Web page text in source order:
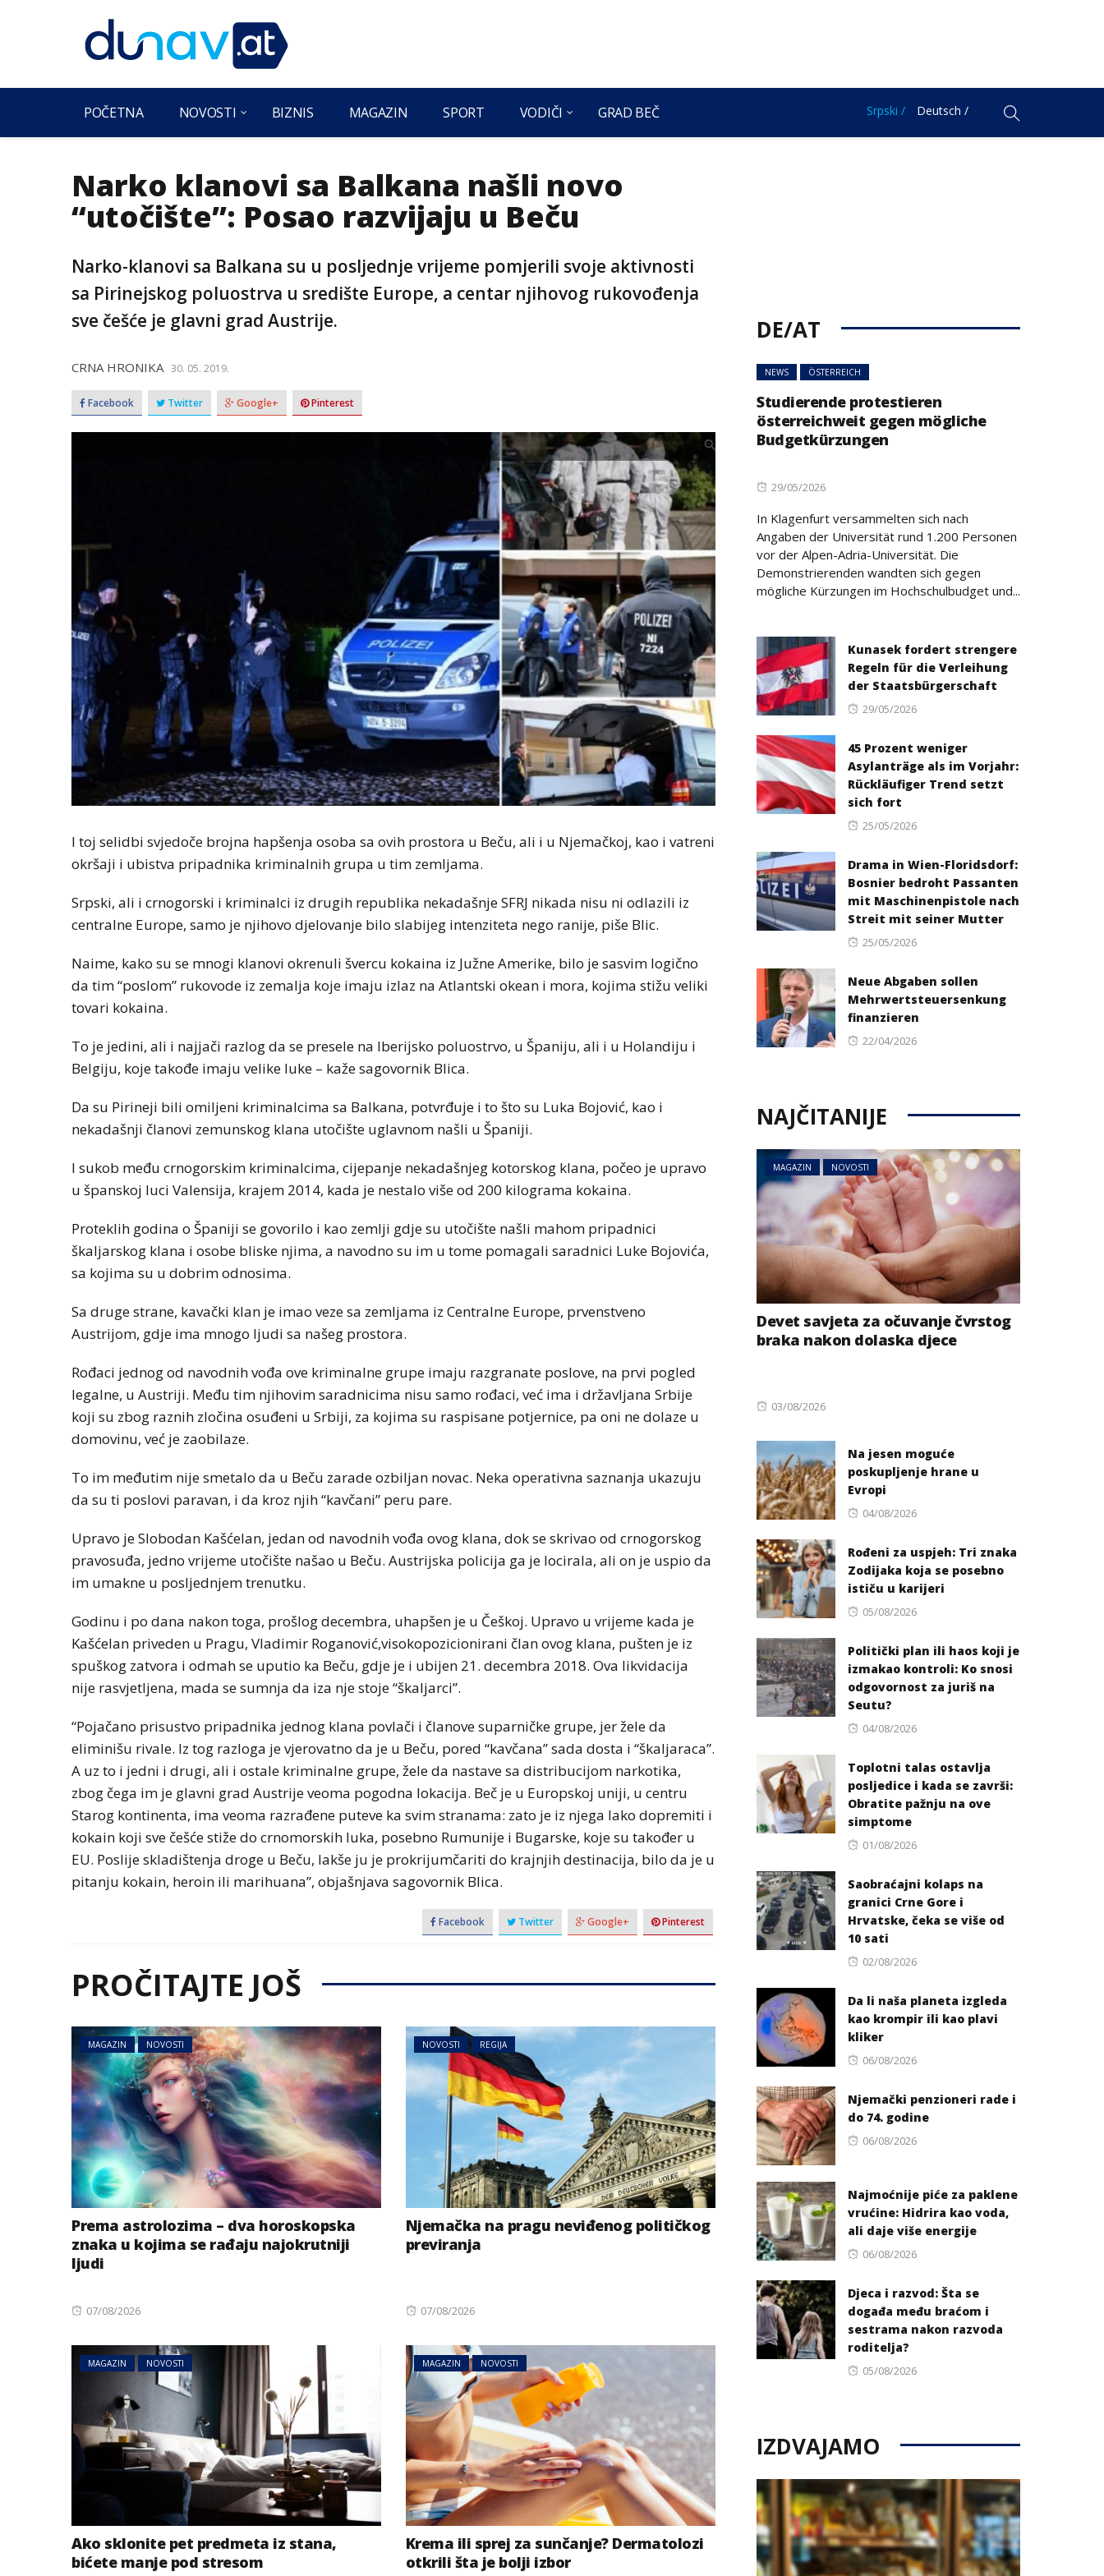
POČETNA NOVOSTI BIZNIS MAGAZIN SPORT VODIČI GRAD BEČ Srpski / Deutsch /
Narko klanovi sa Balkana našli novo
“utočište”: Posao razvijaju u Beču
Narko-klanovi sa Balkana su u posljednje vrijeme pomjerili svoje aktivnosti
sa Pirinejskog poluostrva u središte Europe, a centar njihovog rukovođenja
sve češće je glavni grad Austrije.
CRNA HRONIKA 30. 05. 2019.
Facebook Twitter Google+ Pinterest
I toj selidbi svjedoče brojna hapšenja osoba sa ovih prostora u Beču, ali i u Njemačkoj, kao i vatreni
okršaji i ubistva pripadnika kriminalnih grupa u tim zemljama.
Srpski, ali i crnogorski i kriminalci iz drugih republika nekadašnje SFRJ nikada nisu ni odlazili iz
centralne Europe, samo je njihovo djelovanje bilo slabijeg intenziteta nego ranije, piše Blic.
Naime, kako su se mnogi klanovi okrenuli švercu kokaina iz Južne Amerike, bilo je sasvim logično
da tim “poslom” rukovode iz zemalja koje imaju izlaz na Atlantski okean i mora, kojima stižu veliki
tovari kokaina.
To je jedini, ali i najjači razlog da se presele na Iberijsko poluostrvo, u Španiju, ali i u Holandiju i
Belgiju, koje takođe imaju velike luke – kaže sagovornik Blica.
Da su Pirineji bili omiljeni kriminalcima sa Balkana, potvrđuje i to što su Luka Bojović, kao i
nekadašnji članovi zemunskog klana utočište uglavnom našli u Španiji.
I sukob među crnogorskim kriminalcima, cijepanje nekadašnjeg kotorskog klana, počeo je upravo
u španskoj luci Valensija, krajem 2014, kada je nestalo više od 200 kilograma kokaina.
Proteklih godina o Španiji se govorilo i kao zemlji gdje su utočište našli mahom pripadnici
škaljarskog klana i osobe bliske njima, a navodno su im u tome pomagali saradnici Luke Bojovića,
sa kojima su u dobrim odnosima.
Sa druge strane, kavački klan je imao veze sa zemljama iz Centralne Europe, prvenstveno
Austrijom, gdje ima mnogo ljudi sa našeg prostora.
Rođaci jednog od navodnih vođa ove kriminalne grupe imaju razgranate poslove, na prvi pogled
legalne, u Austriji. Među tim njihovim saradnicima nisu samo rođaci, već ima i državljana Srbije
koji su zbog raznih zločina osuđeni u Srbiji, za kojima su raspisane potjernice, pa oni ne dolaze u
domovinu, već je zaobilaze.
To im međutim nije smetalo da u Beču zarade ozbiljan novac. Neka operativna saznanja ukazuju
da su ti poslovi paravan, i da kroz njih “kavčani” peru pare.
Upravo je Slobodan Kašćelan, jedan od navodnih vođa ovog klana, dok se skrivao od crnogorskog
pravosuđa, jedno vrijeme utočište našao u Beču. Austrijska policija ga je locirala, ali on je uspio da
im umakne u posljednjem trenutku.
Godinu i po dana nakon toga, prošlog decembra, uhapšen je u Češkoj. Upravo u vrijeme kada je
Kašćelan priveden u Pragu, Vladimir Roganović,visokopozicionirani član ovog klana, pušten je iz
spuškog zatvora i odmah se uputio ka Beču, gdje je i ubijen 21. decembra 2018. Ova likvidacija
nije rasvjetljena, mada se sumnja da iza nje stoje “škaljarci”.
“Pojačano prisustvo pripadnika jednog klana povlači i članove suparničke grupe, jer žele da
eliminišu rivale. Iz tog razloga je vjerovatno da je u Beču, pored “kavčana” sada dosta i “škaljaraca”.
A uz to i jedni i drugi, ali i ostale kriminalne grupe, žele da nastave sa distribucijom narkotika,
zbog čega im je glavni grad Austrije veoma pogodna lokacija. Beč je u Europskoj uniji, u centru
Starog kontinenta, ima veoma razrađene puteve ka svim stranama: zato je iz njega lako dopremiti i
kokain koji sve češće stiže do crnomorskih luka, posebno Rumunije i Bugarske, koje su također u
EU. Poslije skladištenja droge u Beču, lakše ju je prokrijumčariti do krajnjih destinacija, bilo da je u
pitanju kokain, heroin ili marihuana”, objašnjava sagovornik Blica.
Facebook Twitter Google+ Pinterest
PROČITAJTE JOŠ
MAGAZIN NOVOSTI
Prema astrolozima – dva horoskopska
znaka u kojima se rađaju najokrutniji
ljudi
Posted
07/08/2026
NOVOSTI REGIJA
Njemačka na pragu neviđenog političkog
previranja
Posted
07/08/2026
MAGAZIN NOVOSTI
Ako sklonite pet predmeta iz stana,
bićete manje pod stresom
MAGAZIN NOVOSTI
Krema ili sprej za sunčanje? Dermatolozi
otkrili šta je bolji izbor
DE/AT
NEWS ÖSTERREICH
Studierende protestieren
österreichweit gegen mögliche
Budgetkürzungen
Posted
29/05/2026
In Klagenfurt versammelten sich nach
Angaben der Universität rund 1.200 Personen
vor der Alpen-Adria-Universität. Die
Demonstrierenden wandten sich gegen
mögliche Kürzungen im Hochschulbudget und...
Kunasek fordert strengere
Regeln für die Verleihung
der Staatsbürgerschaft
Posted
29/05/2026
45 Prozent weniger
Asylanträge als im Vorjahr:
Rückläufiger Trend setzt
sich fort
Posted
25/05/2026
Drama in Wien-Floridsdorf:
Bosnier bedroht Passanten
mit Maschinenpistole nach
Streit mit seiner Mutter
Posted
25/05/2026
Neue Abgaben sollen
Mehrwertsteuersenkung
finanzieren
Posted
22/04/2026
NAJČITANIJE
MAGAZIN NOVOSTI
Devet savjeta za očuvanje čvrstog
braka nakon dolaska djece
Posted
03/08/2026
Na jesen moguće
poskupljenje hrane u
Evropi
Posted
04/08/2026
Rođeni za uspjeh: Tri znaka
Zodijaka koja se posebno
ističu u karijeri
Posted
05/08/2026
Politički plan ili haos koji je
izmakao kontroli: Ko snosi
odgovornost za juriš na
Seutu?
Posted
04/08/2026
Toplotni talas ostavlja
posljedice i kada se završi:
Obratite pažnju na ove
simptome
Posted
01/08/2026
Saobraćajni kolaps na
granici Crne Gore i
Hrvatske, čeka se više od
10 sati
Posted
02/08/2026
Da li naša planeta izgleda
kao krompir ili kao plavi
kliker
Posted
06/08/2026
Njemački penzioneri rade i
do 74. godine
Posted
06/08/2026
Najmoćnije piće za paklene
vrućine: Hidrira kao voda,
ali daje više energije
Posted
06/08/2026
Djeca i razvod: Šta se
događa među braćom i
sestrama nakon razvoda
roditelja?
Posted
05/08/2026
IZDVAJAMO